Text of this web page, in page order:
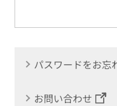
パスワードをお忘
お問い合わせ